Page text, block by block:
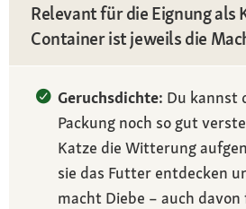
Relevant für die Eignung
Container ist jeweils die
Geruchsdichte: Du kannst
Packung noch so gut
Katze die Witterung
sie das Futter entdecken
macht Diebe – auch davon